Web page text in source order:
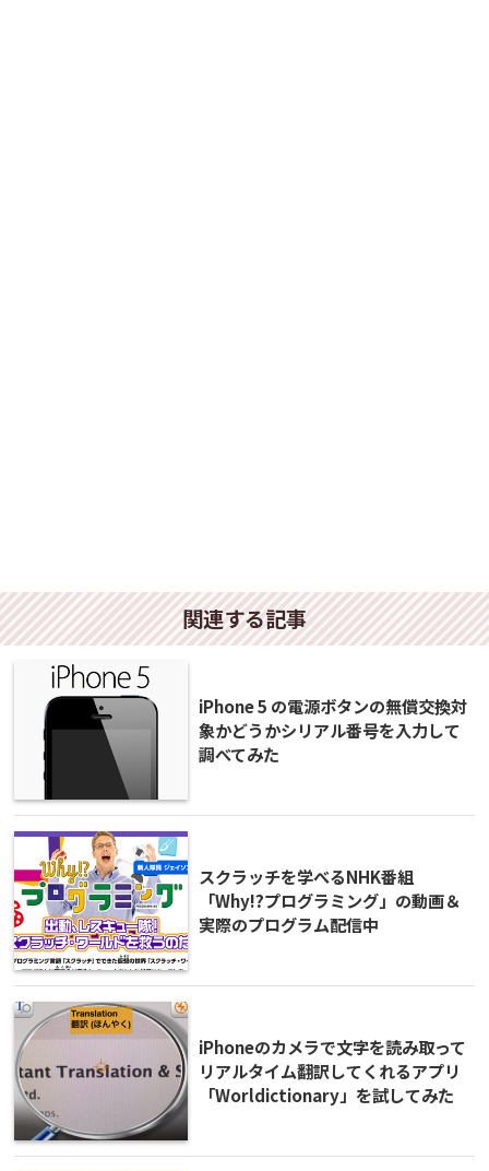
関連する記事
iPhone 5 の電源ボタンの無償交換対
象かどうかシリアル番号を入力して
調べてみた
スクラッチを学べるNHK番組
「Why!?プログラミング」の動画＆
実際のプログラム配信中
iPhoneのカメラで文字を読み取って
リアルタイム翻訳してくれるアプリ
「Worldictionary」を試してみた